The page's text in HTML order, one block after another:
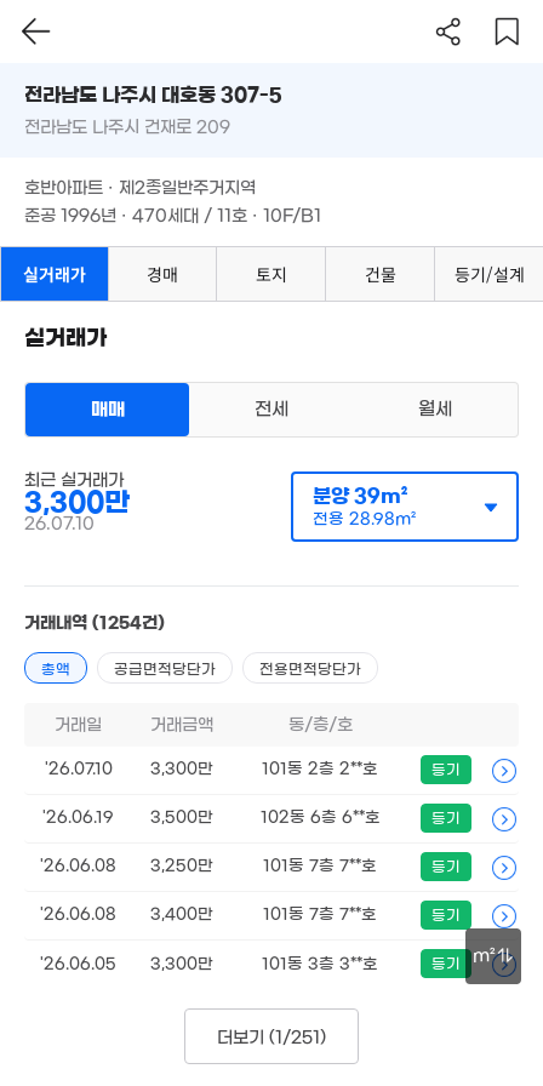
매매 3300만원
39m²/전용29m²
계약일 '26. 07
'24. 12
8,200만
'24. 11
'21. 10
3.7억
'21. 04
12만
'20. 05
1.34억
5,000만
2.78억
필터 매물 탐색
전라남도 나주시 대호동 307-5
준공 1996년 · 470세대 / 11호 · 10F/B1
m²
전라남도 나주시 대호동 307-5
전라남도 나주시 건재로 209
호반아파트 · 제2종일반주거지역
준공 1996년 · 470세대 / 11호 · 10F/B1
실거래가 경매 토지 건물 등기/설계
실거래가
매매 전세 월세
최근 실거래가
3,300만
26.07.10
분양39m²
전용 28.98m²
거래내역 (1254건)
총액 공급면적당단가 전용면적당단가
거래일 거래금액 동/층/호
'26.07.10 3,300만 101동 2층 2**호 등기
'26.06.19 3,500만 102동 6층 6**호 등기
'26.06.08 3,250만 101동 7층 7**호 등기
'26.06.08 3,400만 101동 7층 7**호 등기
'26.06.05 3,300만 101동 3층 3**호 등기
더보기 (1/251 )